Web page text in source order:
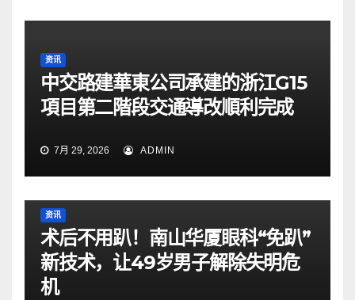
资讯
中交路建華東公司承建的浙江G15
項目第二階段交通導改順利完成
7月 29, 2026 ADMIN
资讯
术后不用趴！南山华厦眼科“免趴”
新技术，让49岁男子解除失明危
机